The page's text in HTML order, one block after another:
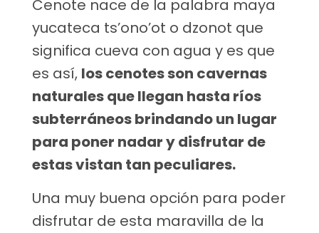
Cenote nace de la palabra maya
yucateca ts’ono’ot o dzonot que
significa cueva con agua y es que
es así, los cenotes son cavernas
naturales que llegan hasta ríos
subterráneos brindando un lugar
para poner nadar y disfrutar de
estas vistan tan peculiares.
Una muy buena opción para poder
disfrutar de esta maravilla de la